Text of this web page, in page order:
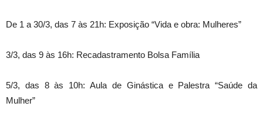
De 1 a 30/3, das 7 às 21h: Exposição “Vida e obra: Mulheres”
3/3, das 9 às 16h: Recadastramento Bolsa Família
5/3, das 8 às 10h: Aula de Ginástica e Palestra “Saúde da
Mulher”